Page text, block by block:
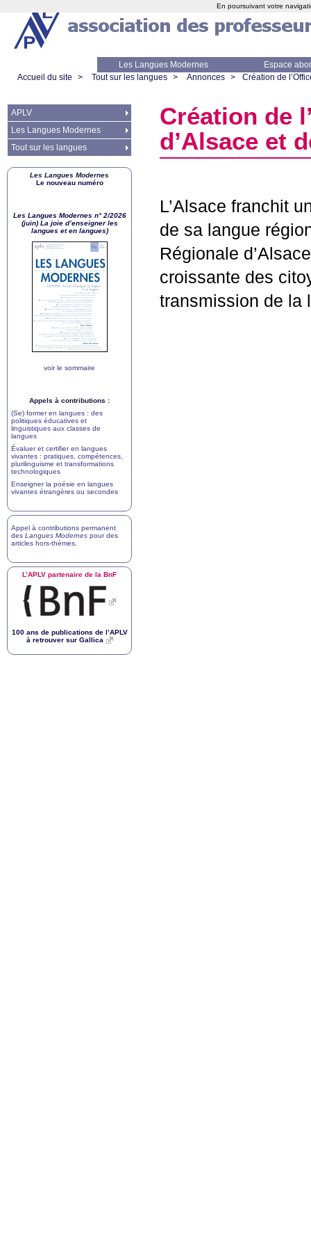
Les Langues Modernes
Espace
Accueil du site
> Tout sur les langues > Annonces > Création de
Création de
d’Alsace et
L’Alsace franchit
de sa langue
Régionale
croissante des
transmission de la
APLV
Les Langues Modernes
Tout sur les langues
Les Langues Modernes
Le nouveau numéro
Les Langues Modernes n° 2/2026
(juin) La joie d’enseigner les
langues et en langues)
voir le sommaire
Appels à contributions :
(Se) former en langues : des
politiques éducatives et
linguistiques aux classes de
langues
Évaluer et certifier en langues
vivantes : pratiques, compétences,
plurilinguisme et transformations
technologiques
Enseigner la poésie en langues
vivantes étrangères ou secondes
Appel à contributions permanent
des Langues Modernes pour des
articles hors-thèmes
L’APLV partenaire de la BnF
100 ans de publications de l’APLV
à retrouver sur Gallica
En poursuivant votre